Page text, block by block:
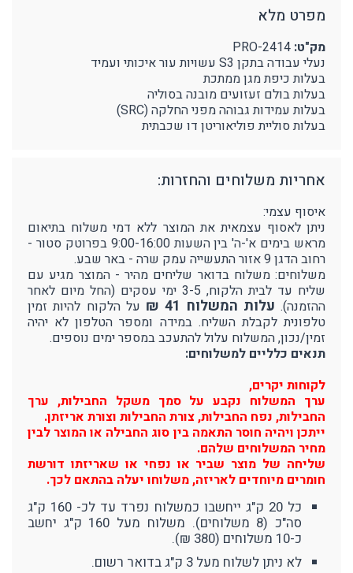
מפרט מלא
מק"ט: PRO-2414
נעלי עבודה בתקן S3 עשויות עור איכותי ועמיד
בעלות כיפת מגן ממתכת
בעלות בולם זעזועים מובנה בסוליה
בעלות עמידות גבוהה מפני החלקה (SRC)
בעלות סוליית פוליאוריטן דו שכבתית
אחריות משלוחים והחזרות:
איסוף עצמי:
ניתן לאסוף עצמאית את המוצר ללא דמי משלוח בתיאום
מראש בימים א'-ה' בין השעות 9:00-16:00 בפרוטק סטור -
רחוב הדגן 9 אזור התעשייה עמק שרה - באר שבע.
משלוחים: משלוח בדואר שליחים מהיר - המוצר מגיע עם
שליח עד לבית הלקוח, 3-5 ימי עסקים (החל מיום לאחר
ההזמנה). עלות המשלוח 41 ₪
על הלקוח להיות זמין
טלפונית לקבלת השליח. במידה ומספר הטלפון לא יהיה
זמין/נכון, המשלוח עלול להתעכב במספר ימים נוספים.
תנאים כלליים למשלוחים:
לקוחות יקרים,
ערך המשלוח נקבע על סמך משקל החבילות, ערך
החבילות, נפח החבילות, צורת החבילות וצורת אריזתן.
ייתכן ויהיה חוסר התאמה בין סוג החבילה או המוצר לבין
מחיר המשלוחים שלהם.
שליחה של מוצר שביר או נפחי או שאריזתו דורשת
חומרים מיוחדים לאריזה, משלוחו יעלה בהתאם לכך.
כל 20 ק"ג ייחשבו כמשלוח נפרד עד לכ- 160 ק"ג
סה"כ (8 משלוחים). משלוח מעל 160 ק"ג יחשב
כ-10 משלוחים (380 ₪).
לא ניתן לשלוח מעל 3 ק"ג בדואר רשום.